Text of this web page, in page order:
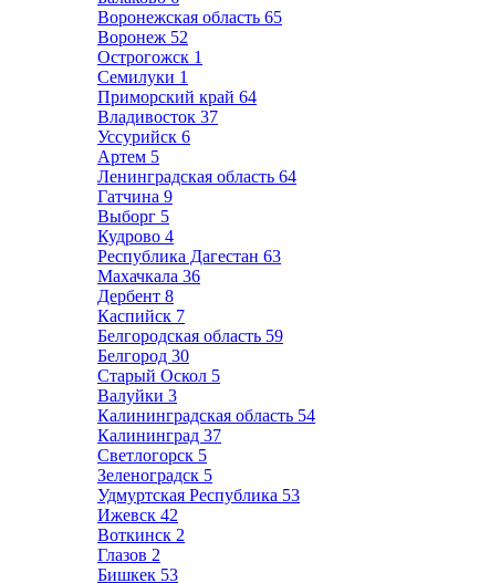
Воронежская область 65
Воронеж 52
Острогожск 1
Семилуки 1
Приморский край 64
Владивосток 37
Уссурийск 6
Артем 5
Ленинградская область 64
Гатчина 9
Выборг 5
Кудрово 4
Республика Дагестан 63
Махачкала 36
Дербент 8
Каспийск 7
Белгородская область 59
Белгород 30
Старый Оскол 5
Валуйки 3
Калининградская область 54
Калининград 37
Светлогорск 5
Зеленоградск 5
Удмуртская Республика 53
Ижевск 42
Воткинск 2
Глазов 2
Бишкек 53